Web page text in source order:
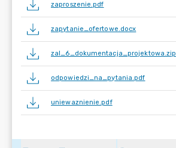
zaproszenie.pdf
zapytanie_ofertowe.docx
zal_6_dokumentacja_projektowa.zip
odpowiedzi_na_pytania.pdf
uniewaznienie.pdf